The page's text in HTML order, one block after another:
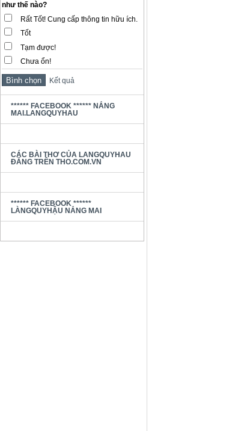
như thế nào?
Rất Tốt! Cung cấp thông tin hữu ích.
Tốt
Tạm được!
Chưa ổn!
Kết quả
****** FACEBOOK ****** NẮNG
MAI.LANGQUYHAU
CÁC BÀI THƠ CỦA LANGQUYHAU
ĐĂNG TRÊN THO.COM.VN
****** FACEBOOK ******
LÀNGQUYHẬU NẮNG MAI